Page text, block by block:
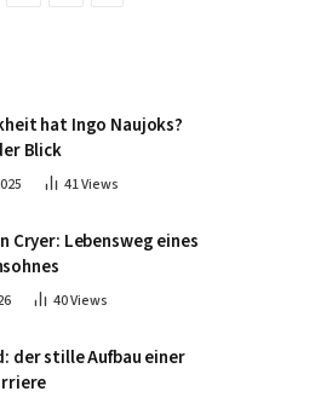
hat Ingo Naujoks?
Blick
41Views
Cryer: Lebensweg eines
40Views
der stille Aufbau einer